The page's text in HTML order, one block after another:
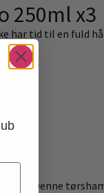
250ml x3
har tid til en fuld
hår. Denne